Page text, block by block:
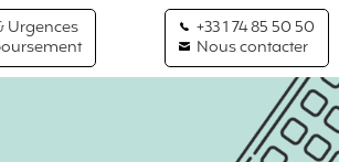
Urgences
+33 1 74 85 50 50
Nous contacter